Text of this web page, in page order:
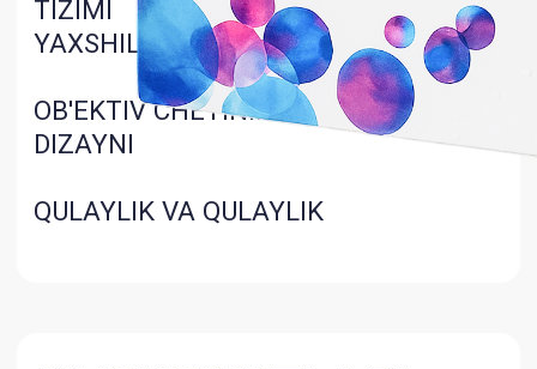
+6,50D ~ +8,00D (шаг 0,50D) -6,50D ~
-12,00D (шаг 0,50D)
Materiallar turi- silikon gidrogel
linzalari
Elastiklik moduli - 0,75
Kislorod o'tkazuvchanligi (Dk/t)—
160